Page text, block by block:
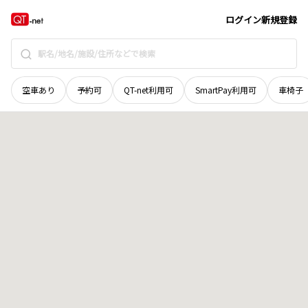
ログイン新規登録
空車あり 予約可 QT-net利用可 SmartPay利用可 車椅子
福井県